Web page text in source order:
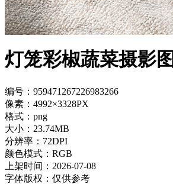
灯笼彩椒蔬菜摄影图
编号：959471267226983266
像素：4992×3328PX
格式：png
大小：23.74MB
分辨率：72DPI
颜色模式：RGB
上架时间：2026-07-08
字体版权：仅供参考